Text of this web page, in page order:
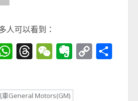
人可以看到：
WhatsApp
Threads
WeChat
Evernote
Copy
車General Motors(GM)